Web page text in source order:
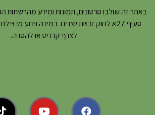
באתר זה שולבו סרטונים, תמונות ומידע מהרשתות
סעיף 27א לחוק זכויות יוצרים. במידה וידוע
לצרף קרדיט או להסרה.